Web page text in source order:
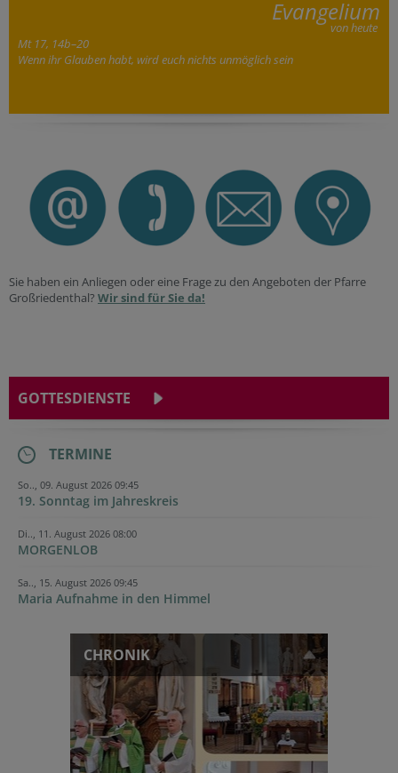
Evangelium
von heute
Mt 17, 14b–20
Wenn ihr Glauben habt, wird euch nichts unmöglich sein
Sie haben ein Anliegen oder eine Frage zu den Angeboten der Pfarre
Großriedenthal? Wir sind für Sie da!
GOTTESDIENSTE
TERMINE
So.., 09. August 2026 09:45
19. Sonntag im Jahreskreis
Di.., 11. August 2026 08:00
MORGENLOB
Sa.., 15. August 2026 09:45
Maria Aufnahme in den Himmel
CHRONIK